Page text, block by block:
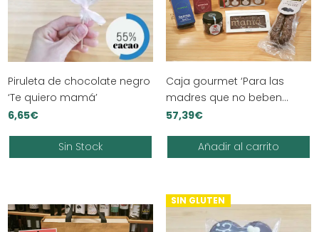
Piruleta de chocolate negro
‘Te quiero mamá’
6,65€
Sin Stock
Caja gourmet ‘Para las
madres que no beben
alcohol’
57,39€
Añadir al carrito
SIN GLUTEN